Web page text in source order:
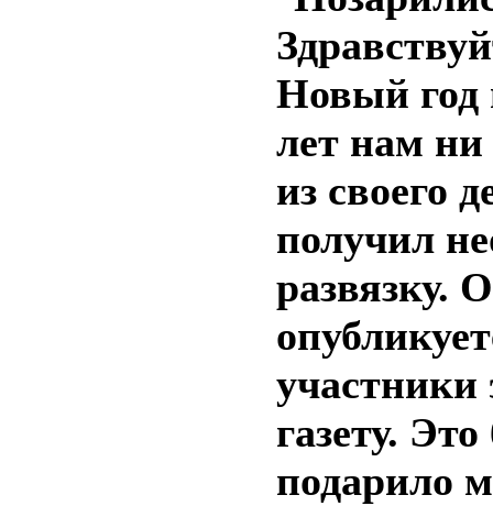
Новый год
лет нам
из своего
получил
развязку.
газету.
подарило